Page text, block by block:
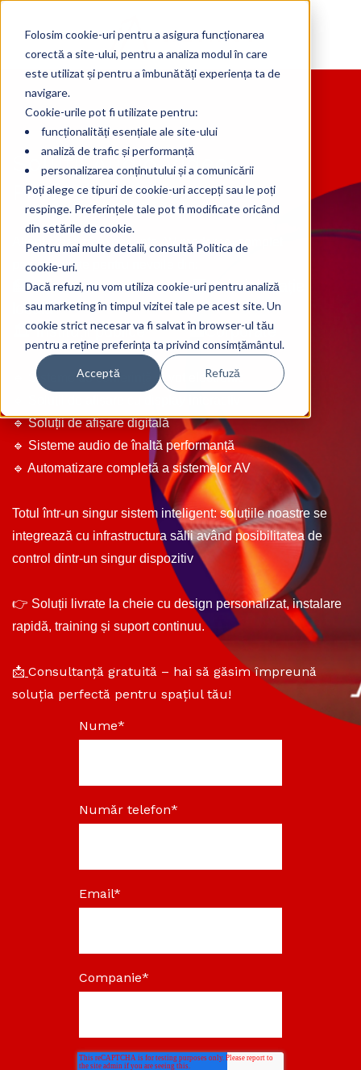
Folosim cookie-uri pentru a asigura funcționarea
corectă a site-ului, pentru a analiza modul în care
este utilizat și pentru a îmbunătăți experiența ta de
navigare.
Cookie-urile pot fi utilizate pentru:
funcționalități esențiale ale site-ului
analiză de trafic și performanță
personalizarea conținutului și a comunicării
Poți alege ce tipuri de cookie-uri accepți sau le poți
respinge. Preferințele tale pot fi modificate oricând
din setările de cookie.
Pentru mai multe detalii, consultă Politica de
cookie-uri.
Dacă refuzi, nu vom utiliza cookie-uri pentru analiză
sau marketing în timpul vizitei tale pe acest site. Un
cookie strict necesar va fi salvat în browser-ul tău
pentru a reține preferința ta privind consimțământul.
Acceptă Refuză
Soluții Audio Video
Profesionale
Aliant creează experiențe AV moderne, complet
personalizate pentru nevoile din:
🏫 Educație 🏢 Administrație
locală
🏛️ Instituții publice
💼Corporate
🔹 Sisteme de conferință și vot electronic
🔹 Soluții de afișare digitală
🔹 Sisteme audio de înaltă performanță
🔹 Automatizare completă a sistemelor AV
Totul într-un singur sistem inteligent: soluțiile noastre se
integrează cu infrastructura sălii având posibilitatea de
control dintr-un singur dispozitiv
👉 Soluții livrate la cheie cu design personalizat, instalare
rapidă, training și suport continuu.
📩 Consultanță gratuită – hai să găsim împreună
soluția perfectă pentru spațiul tău!
Nume*
Număr telefon*
Email*
Companie*